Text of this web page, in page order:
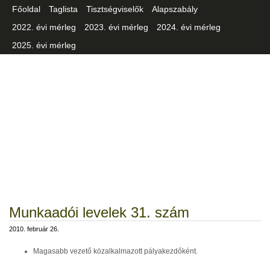
Főoldal Taglista Tisztségviselők
Alapszabály
2022. évi mérleg
2023. évi mérleg
2024. évi mérleg
2025. évi mérleg
Munkaadói levelek 31. szám
2010. február 26.
Magasabb vezető közalkalmazott pályakezdőként.